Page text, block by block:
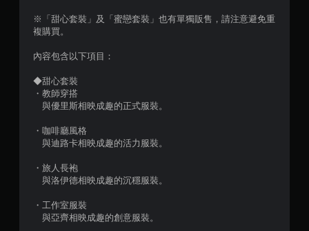
。
無
開
啟
自
性
扳
機
效
即
可
※「甜心套裝」及「蜜戀套裝」也有單獨販售，請注意避免重
複購買。
內容包含以下項目：
◆甜心套裝
・教師穿搭
與優里斯相映成趣的正式服裝。
・咖啡廳風格
與迪路卡相映成趣的活力服裝。
・旅人長袍
與洛伊德相映成趣的沉穩服裝。
・工作室服裝
與亞齊相映成趣的創意服裝。